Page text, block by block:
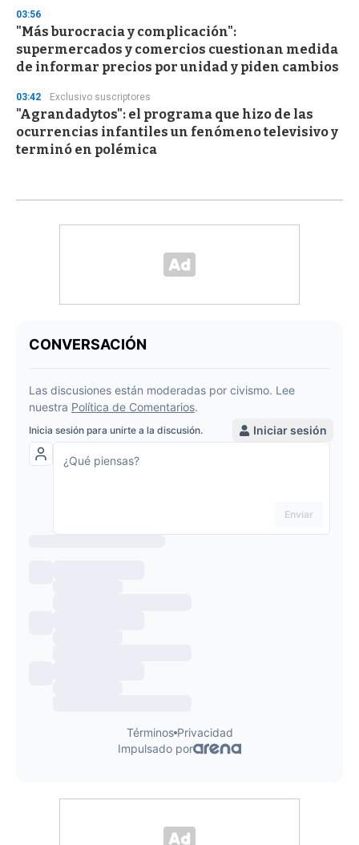
03:56
"Más burocracia y complicación":
supermercados y comercios cuestionan medida
de informar precios por unidad y piden cambios
03:42 Exclusivo suscriptores
"Agrandadytos": el programa que hizo de las
ocurrencias infantiles un fenómeno televisivo y
terminó en polémica